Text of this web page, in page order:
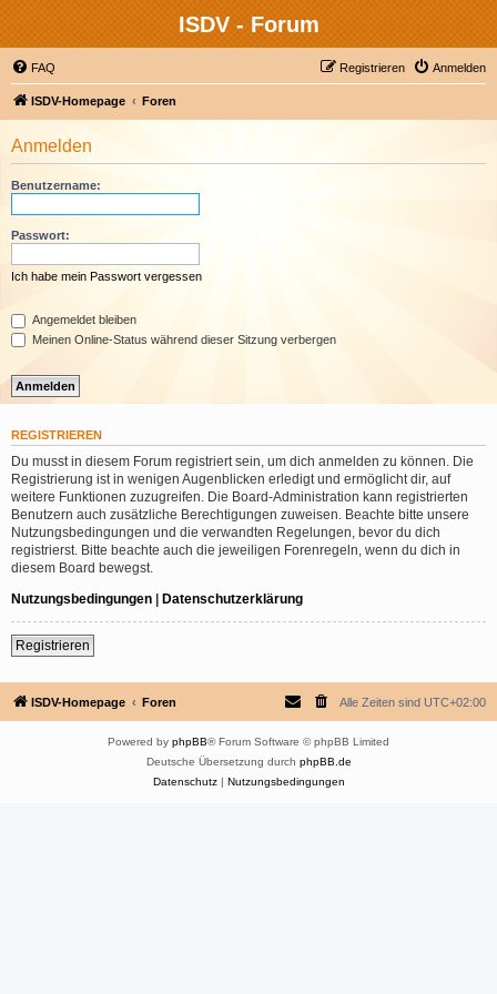
ISDV - Forum
FAQ Anmelden
Registrieren
ISDV-Homepage Foren
Anmelden
Benutzername:
Passwort:
Ich habe mein Passwort vergessen
Angemeldet bleiben
Meinen Online-Status während dieser Sitzung verbergen
REGISTRIEREN
Du musst in diesem Forum registriert sein, um dich anmelden zu können. Die
Registrierung ist in wenigen Augenblicken erledigt und ermöglicht dir, auf
weitere Funktionen zuzugreifen. Die Board-Administration kann registrierten
Benutzern auch zusätzliche Berechtigungen zuweisen. Beachte bitte unsere
Nutzungsbedingungen und die verwandten Regelungen, bevor du dich
registrierst. Bitte beachte auch die jeweiligen Forenregeln, wenn du dich in
diesem Board bewegst.
Nutzungsbedingungen | Datenschutzerklärung
Registrieren
ISDV-Homepage Foren Alle Zeiten sind UTC+02:00
Powered by phpBB® Forum Software © phpBB Limited
Deutsche Übersetzung durch phpBB.de
Datenschutz| Nutzungsbedingungen